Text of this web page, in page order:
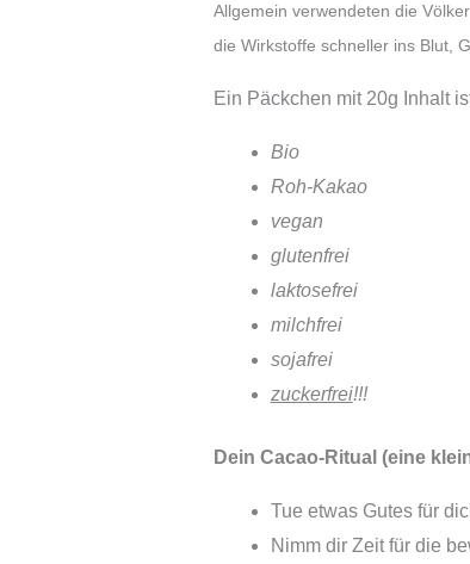
Allgemein verwendeten die
die Wirkstoffe schneller ins Blut,
Ein Päckchen mit 20g Inhalt
Bio
Roh-Kakao
vegan
glutenfrei
laktosefrei
milchfrei
sojafrei
zuckerfrei!!!
Dein Cacao-Ritual (eine
Tue etwas Gutes für
Nimm dir Zeit für die